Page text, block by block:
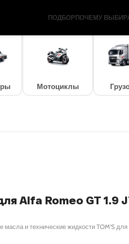
ПОДБОРПОЧЕМУ
Мотоциклы
Alfa Romeo GT 1.9
масла и технические жидкости TOM'S для